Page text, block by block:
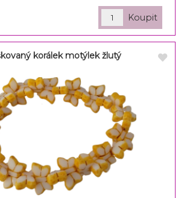
korálek motýlek žlutý